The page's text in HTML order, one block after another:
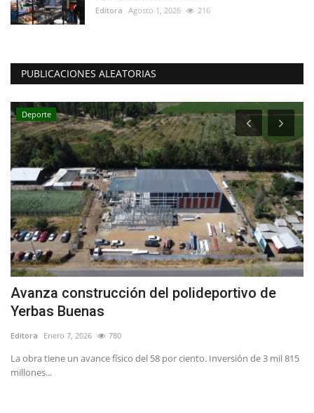
Editora Agosto 1, 2026 216
PUBLICACIONES ALEATORIAS
Deporte
Avanza construcción del polideportivo de
Yerbas Buenas
Editora Enero 7, 2026 780
La obra tiene un avance físico del 58 por ciento. Inversión de 3 mil 815
millones...